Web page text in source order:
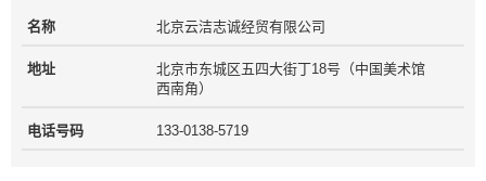
名称 北京云洁志诚经贸有限公司
地址
北京市东城区五四大街丁18号（中国美术馆
西南角）
电话号码 133-0138-5719